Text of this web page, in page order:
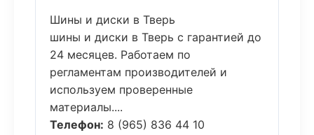
Шины и диски в Тверь
шины и диски в Тверь с гарантией до
24 месяцев. Работаем по
регламентам производителей и
используем проверенные
материалы....
Телефон: 8 (965) 836 44 10